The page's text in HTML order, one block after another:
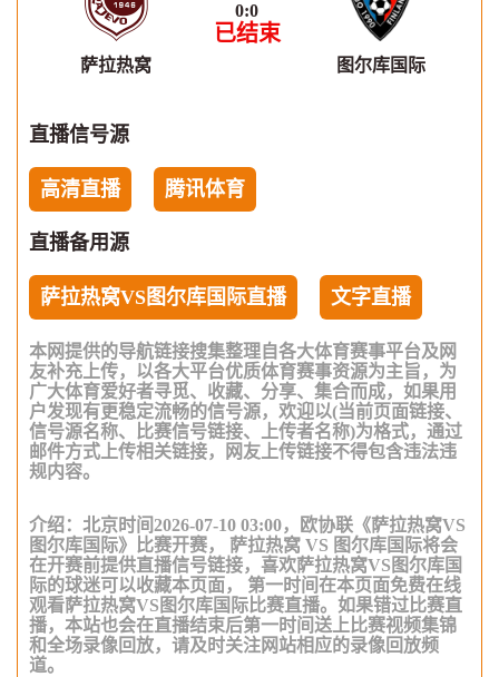
萨拉热窝
0:0
已结束
图尔库国际
直播信号源
高清直播 腾讯体育
直播备用源
萨拉热窝VS图尔库国际直播 文字直播
本网提供的导航链接搜集整理自各大体育赛事平台及网
友补充上传，以各大平台优质体育赛事资源为主旨，为
广大体育爱好者寻觅、收藏、分享、集合而成，如果用
户发现有更稳定流畅的信号源，欢迎以(当前页面链接、
信号源名称、比赛信号链接、上传者名称)为格式，通过
邮件方式上传相关链接，网友上传链接不得包含违法违
规内容。
介绍：北京时间2026-07-10 03:00，欧协联《萨拉热窝VS
图尔库国际》比赛开赛， 萨拉热窝 VS 图尔库国际将会
在开赛前提供直播信号链接，喜欢萨拉热窝VS图尔库国
际的球迷可以收藏本页面， 第一时间在本页面免费在线
观看萨拉热窝VS图尔库国际比赛直播。如果错过比赛直
播，本站也会在直播结束后第一时间送上比赛视频集锦
和全场录像回放，请及时关注网站相应的录像回放频
道。